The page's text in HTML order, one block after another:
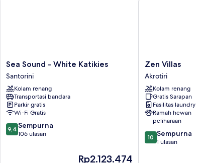
Sea
Sound
-
White
Katikies
Santorini
Sea Sound - White Katikies
Santorini
Kolam renang
Transportasi bandara
Parkir gratis
Wi-Fi Gratis
9.4
dari
9,4 Sempurna
106 ulasan
Harga
Rp2.123.474
Zen
Villas
Akrotiri
Zen Villas
Akrotiri
Kolam renang
Gratis Sarapan
Fasilitas laundry
Ramah hewan
peliharaan
10.0
dari
10 Sempurna
1 ulasan